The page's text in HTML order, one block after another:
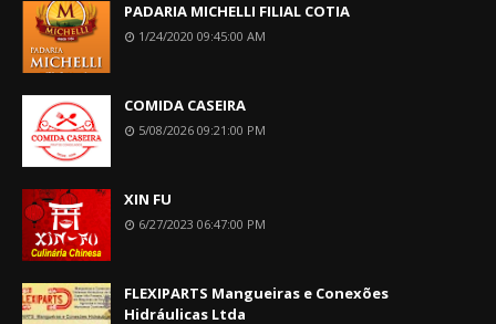
PADARIA MICHELLI FILIAL COTIA
1/24/2020 09:45:00 AM
COMIDA CASEIRA
5/08/2026 09:21:00 PM
XIN FU
6/27/2023 06:47:00 PM
FLEXIPARTS Mangueiras e Conexões
Hidráulicas Ltda